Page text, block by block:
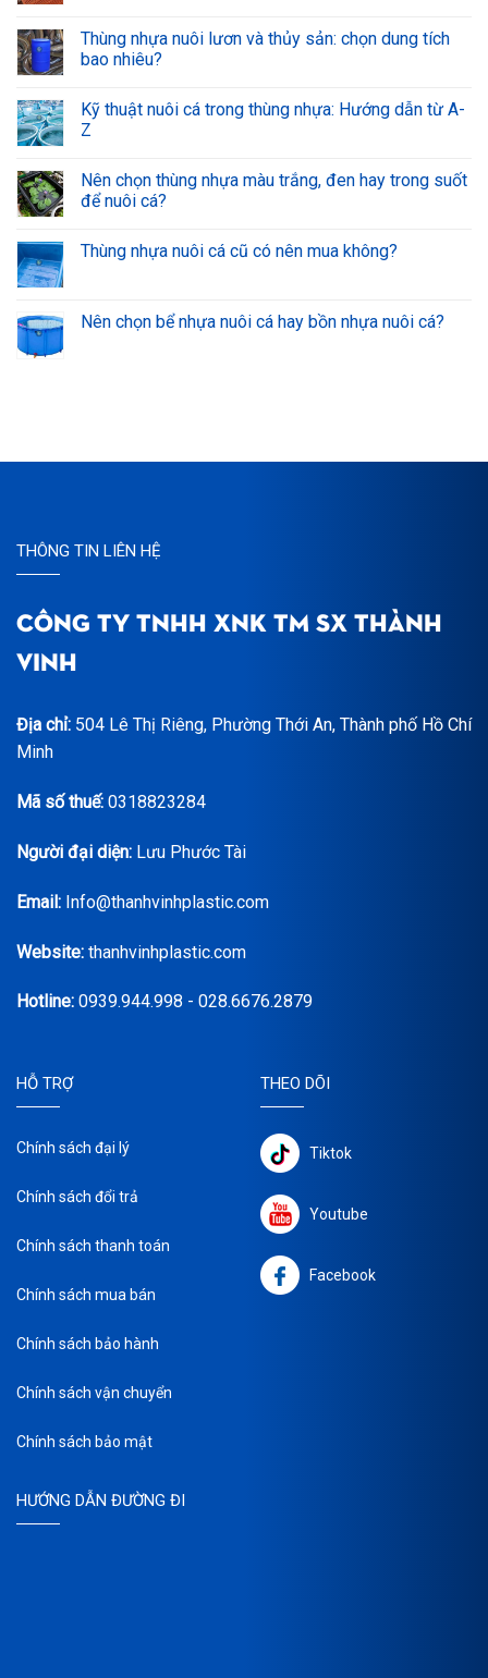
Thùng nhựa nuôi lươn và thủy sản: chọn dung tích
bao nhiêu?
Kỹ thuật nuôi cá trong thùng nhựa: Hướng dẫn từ A-
Z
Nên chọn thùng nhựa màu trắng, đen hay trong suốt
để nuôi cá?
Thùng nhựa nuôi cá cũ có nên mua không?
Nên chọn bể nhựa nuôi cá hay bồn nhựa nuôi cá?
THÔNG TIN LIÊN HỆ
CÔNG TY TNHH XNK TM SX THÀNH
VINH
Địa chỉ: 504 Lê Thị Riêng, Phường Thới An, Thành phố Hồ Chí
Minh
Mã số thuế: 0318823284
Người đại diện: Lưu Phước Tài
Email: Info@thanhvinhplastic.com
Website: thanhvinhplastic.com
Hotline: 0939.944.998 - 028.6676.2879
HỖ TRỢ
Chính sách đại lý
Chính sách đổi trả
Chính sách thanh toán
Chính sách mua bán
Chính sách bảo hành
Chính sách vận chuyển
Chính sách bảo mật
THEO DÕI
Tiktok
Youtube
Facebook
HƯỚNG DẪN ĐƯỜNG ĐI